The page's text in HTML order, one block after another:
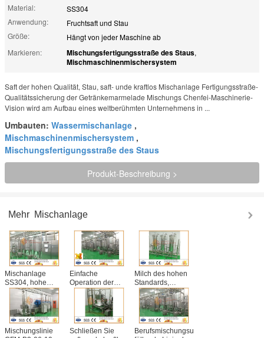
Material:
SS304
Anwendung:
Fruchtsaft und Stau
Größe:
Hängt von jeder Maschine ab
Markieren:
Mischungsfertigungsstraße des Staus,
Mischmaschinenmischersystem
Saft der hohen Qualität, Stau, saft- unde kraftlos Mischanlage Fertigungsstraße-
Qualitätssicherung der Getränkemarmelade Mischungs Chenfei-Maschinerie-
Vision wird am Aufbau eines weltberühmten Unternehmens in ...
Umbauten: Wassermischanlage ,
Mischmaschinenmischersystem ,
Mischungsfertigungsstraße des Staus
Produkt-Beschreibung >
Mehr Mischanlage
Mischanlage
SS304, hohe
komplette
Mischungslinie
Safts und Staus
Effiency
Einfache
Operation der
3T/H Fruchtsaft-
Mischanlage-
Fertigungsstraße-
CFM-B2-03T
Milch des hohen
Standards,
Getränk,
Teegetränk und
Mischungsund
füllendes System
des Wassers
Mischungslinie
Schließen Sie
Berufsmischungsund